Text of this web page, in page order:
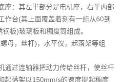
座：其左半部分是电机座，右半内部
作台(其上面覆盖着刻有一组从60到
板)玻璃板和稠度筒组成。
母，丝杆)，水平仪，起落架等组
通过连轴器把动力传给丝杆，使丝杆
起落架以150mm/s的速度提起稠度